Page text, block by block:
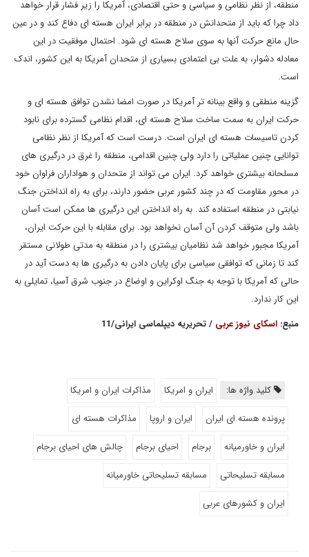
منطقه، از نظر نظامی و سیاسی و حتی اقتصادی، آمریکا را زیر فشار قرار خواهد
داد چرا که باید از متحدانش در منطقه در برابر ایران هسته ای دفاع کند و در عین
حال مانع حرکت آنها به سوی سلاح هسته ای شود. احتمال موفقیت در این
معادله دشوار، به علت بی اعتمادی بسیاری از متحدان آمریکا به این کشور، اندک
است.
گزینه منطقی و واقع بینانه تر آمریکا در صورت امضا نشدن توافق هسته ای و
حرکت ایران به سمت ساخت سلاح هسته ای، اقدام نظامی گسترده برای نابود
کردن تاسیسات هسته ای ایران است. درست است که آمریکا از نظر نظامی
توانایی چنین عملیاتی را دارد ولی چنین اقدامی، منطقه را غرق در درگیری های
مسلحانه بیشتری خواهد کرد. ایران می تواند از متحدان و هواداران فراوان خود
در محور مقاومت که در چند کشور عربی حضور دارند، برای به راه انداختن جنگ
نیابتی در منطقه استفاده کند. به راه انداختن این درگیری ها ممکن است آسان
باشد ولی متوقف کردن آن آسان نخواهد بود. برای مقابله با این حرکت ایران،
آمریکا مجبور خواهد شد نظامیان بیشتری را در منطقه به مدتی طولانی مستقر
کند تا زمانی که توافقی سیاسی برای پایان دادن به درگیری ها به دست آید در
حالی که آمریکا با توجه به جنگ اوکراین و اوضاع در جنوب شرق آسیا، تمایلی به
این کار ندارد.
منبع: اسکای نیوز عربی / تحریریه دیپلماسی ایرانی/11
کلید واژه ها: ایران و امریکا
مذاکرات ایران و امریکا
پرونده هسته ای ایران
ایران و اروپا
مذاکرات هسته ای
ایران و خاورمیانه
برجام احیای برجام
چالش های احیای برجام
مسابقه تسلیحاتی
مسابقه تسلیحاتی خاورمیانه
ایران و کشورهای عربی